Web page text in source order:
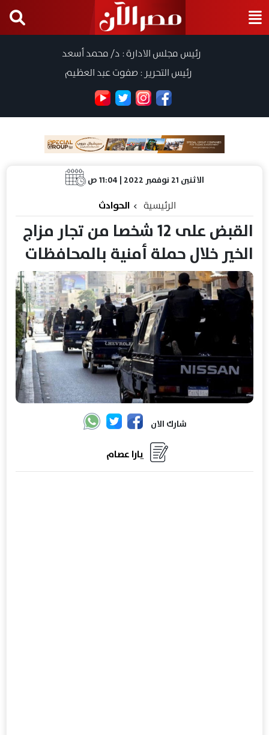
رئيس مجلس الادارة : د/ محمد أسعد
رئيس التحرير : صفوت عبد العظيم
الاثنين 21 نوفمبر 2022 | 11:04 ص
الرئيسية الحوادث
القبض على 12 شخصا من تجار مزاج
الخير خلال حملة أمنية بالمحافظات
شارك الان
يارا عصام